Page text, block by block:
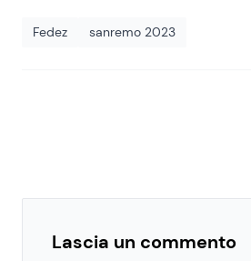
Fedez sanremo 2023
Lascia un commento